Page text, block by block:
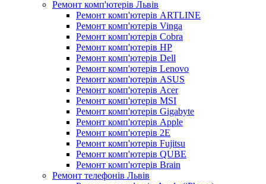
Ремонт комп'ютерів Львів
Ремонт комп'ютерів ARTLINE
Ремонт комп'ютерів Vinga
Ремонт комп'ютерів Cobra
Ремонт комп'ютерів HP
Ремонт комп'ютерів Dell
Ремонт комп'ютерів Lenovo
Ремонт комп'ютерів ASUS
Ремонт комп'ютерів Acer
Ремонт комп'ютерів MSI
Ремонт комп'ютерів Gigabyte
Ремонт комп'ютерів Apple
Ремонт комп'ютерів 2E
Ремонт комп'ютерів Fujitsu
Ремонт комп'ютерів QUBE
Ремонт комп'ютерів Brain
Ремонт телефонів Львів